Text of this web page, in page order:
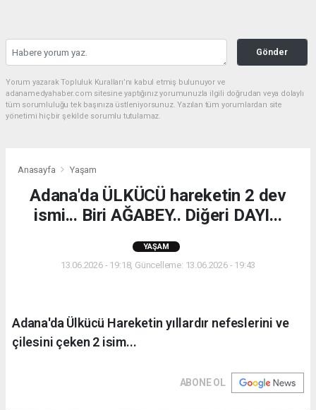
Gönder
Yorum yazarak Topluluk Kuralları’nı kabul etmiş bulunuyor ve
adanamedyahaber.com sitesine yaptığınız yorumunuzla ilgili doğrudan veya dolaylı
tüm sorumluluğu tek başınıza üstleniyorsunuz. Yazılan tüm yorumlardan site
yönetimi hiçbir şekilde sorumlu tutulamaz.
Anasayfa Yaşam
Adana'da ÜLKÜCÜ hareketin 2 dev
ismi... Biri AĞABEY.. Diğeri DAYI...
YAŞAM
13.06.2026 - 19:18, Güncelleme: 13.06.2026 - 19:43
Adana'da Ülkücü Hareketin yıllardır nefeslerini ve
çilesini çeken 2 isim...
ABONE OL